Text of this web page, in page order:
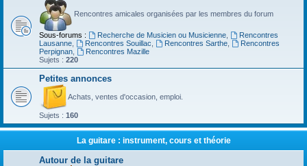
Rencontres amicales organisées par les membres du forum
Sous-forums : Recherche de Musicien ou Musicienne,
Rencontres
Lausanne
Rencontres Souillac Rencontres Sarthe,
Rencontres
Perpignan
Rencontres Mazille
Sujets : 220
Petites annonces
Achats, ventes d'occasion, emploi.
Sujets : 160
La guitare : instrument, cours et théorie
Autour de la guitare